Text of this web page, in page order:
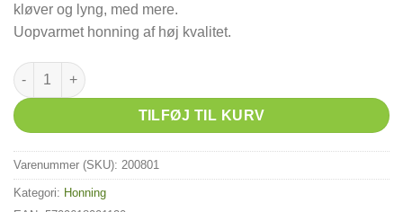
kløver og lyng, med mere.
Uopvarmet honning af høj kvalitet.
Sensommerhonning antal
TILFØJ TIL KURV
Varenummer (SKU): 200801
Kategori: Honning